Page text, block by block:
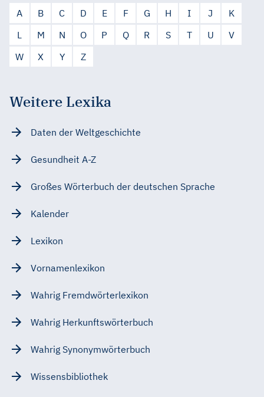
A B C D E F G H I J
K
L
M N O P Q R S T U
V
W
X Y Z
Weitere Lexika
Daten der Weltgeschichte
Gesundheit A-Z
Großes Wörterbuch der deutschen Sprache
Kalender
Lexikon
Vornamenlexikon
Wahrig Fremdwörterlexikon
Wahrig Herkunftswörterbuch
Wahrig Synonymwörterbuch
Wissensbibliothek